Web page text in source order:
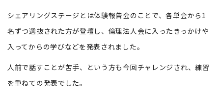
シェアリングステージとは体験報告会のことで、各単会から1
名ずつ選抜された方が登壇し、倫理法人会に入ったきっかけや
入ってからの学びなどを発表されました。
人前で話すことが苦手、という方も今回チャレンジされ、練習
を重ねての発表でした。